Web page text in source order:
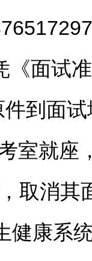
面试准
到面
室就座
取消其
健康系